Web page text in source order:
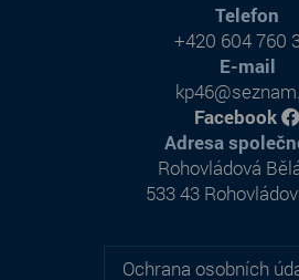
Ochrana osobních
Adresa
Rohovládová
533 43
Telefon
+420 604 760
E-mail
Facebook